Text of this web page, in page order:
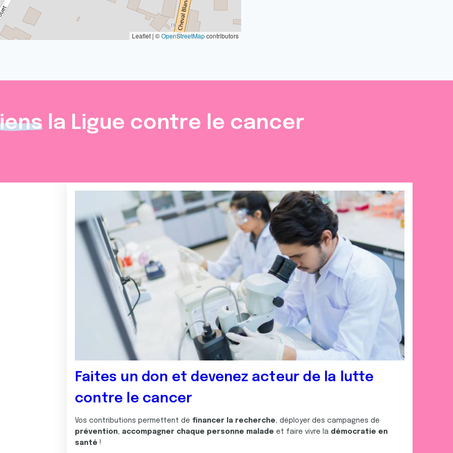
Leaflet | ©OpenStreetMapcontributors
la Ligue contre le cancer
Faites un don et devenez acteur de la lutte
contre le cancer
Vos contributions permettent de financer la recherche, déployer des campagnes de
prévention, accompagner chaque personne malade et faire vivre la démocratie en
santé !